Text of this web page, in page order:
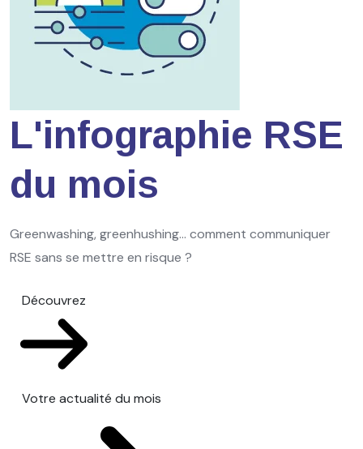
L'infographie RSE
du mois
Greenwashing, greenhushing… comment communiquer
RSE sans se mettre en risque ?
Découvrez
Votre actualité du mois